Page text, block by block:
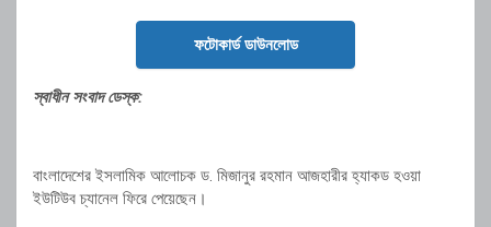
ফটোকার্ড ডাউনলোড
স্বাধীন সংবাদ ডেস্ক:
বাংলাদেশের ইসলামিক আলোচক ড. মিজানুর রহমান আজহারীর হ্যাকড হওয়া
ইউটিউব চ্যানেল ফিরে পেয়েছেন।